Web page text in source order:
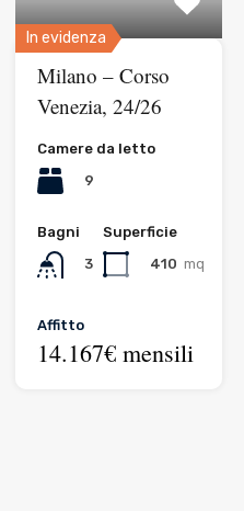
In evidenza
Milano – Corso
Venezia, 24/26
Camere da letto
9
Bagni
3
Superficie
410 mq
Affitto
14.167€ mensili